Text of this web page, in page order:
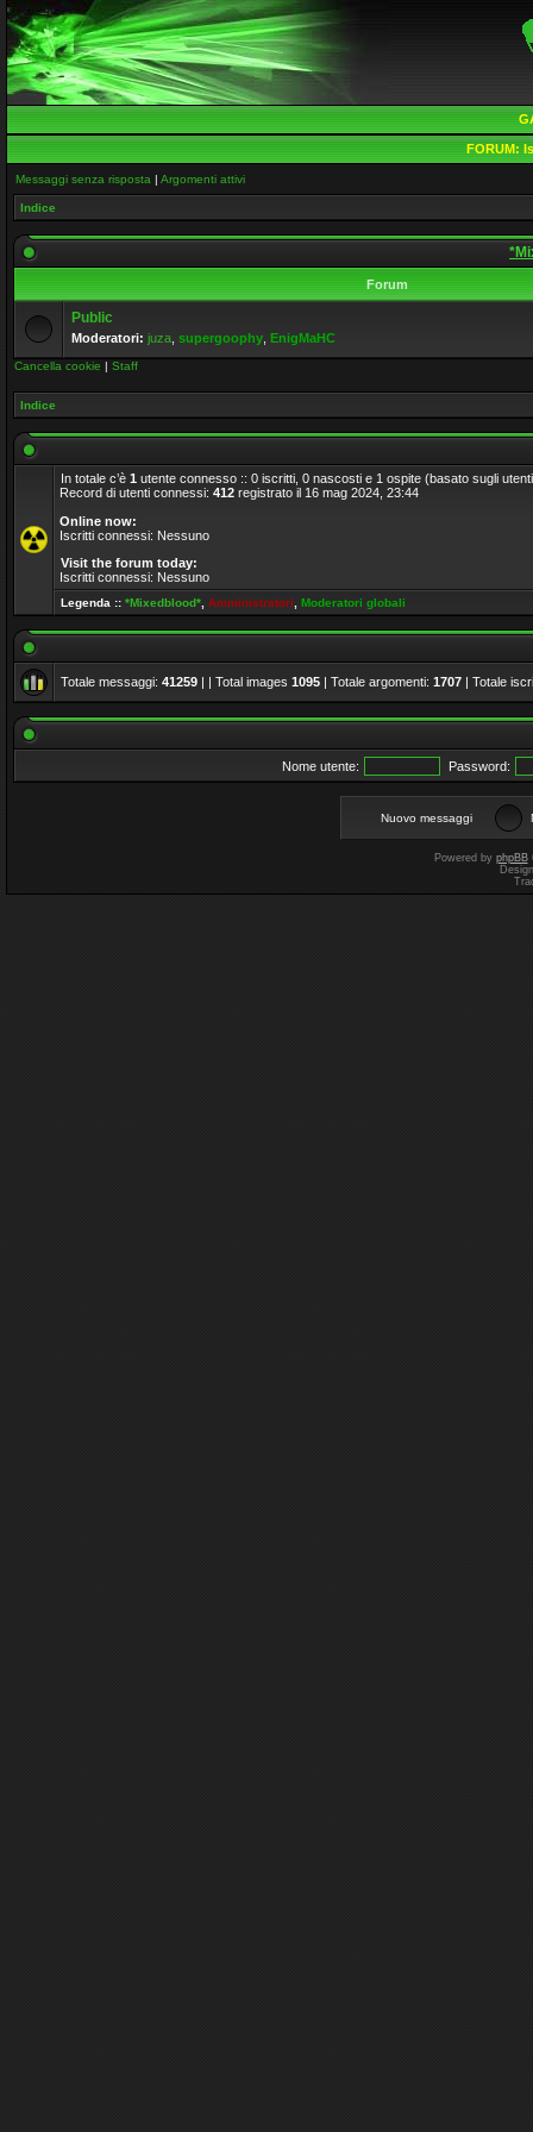
FORUM:
Messaggi senza risposta | Argomenti attivi
Indice
Forum
Public
Moderatori: juza supergoophy EnigMaHC
Cancella cookie | Staff
Indice
In totale c’è 1 utente connesso :: 0 iscritti, 0 nascosti e 1 ospite (basato sugli
Record di utenti connessi: 412 registrato il 16 mag 2024, 23:44
Online now:
Iscritti connessi: Nessuno
Visit the forum today:
Iscritti connessi: Nessuno
Legenda :: *Mixedblood* Amministratori Moderatori globali
Totale messaggi: 41259 | | Total images 1095 | Totale argomenti: 1707 | Totale
Nome utente: Password:
Nuovo messaggi
Powered by phpBB